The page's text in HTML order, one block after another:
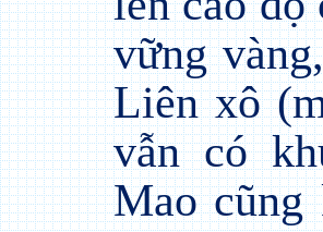
vững
Liên xô
vẫn có
Mao cũng